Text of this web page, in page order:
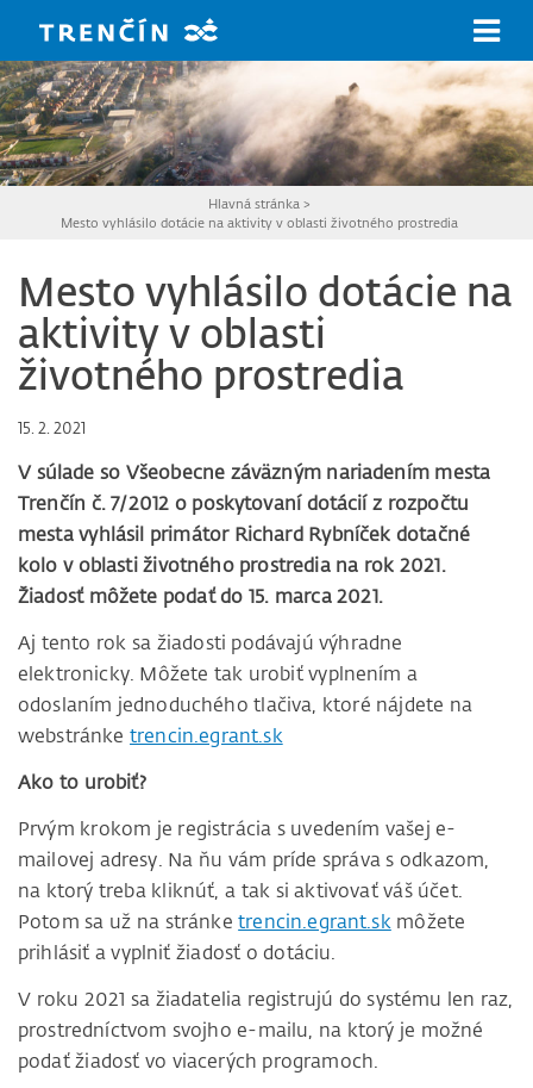
Hlavná stránka >
Mesto vyhlásilo dotácie na aktivity v oblasti životného prostredia
Mesto vyhlásilo dotácie na
aktivity v oblasti
životného prostredia
15. 2. 2021
V súlade so Všeobecne záväzným nariadením mesta
Trenčín č. 7/2012 o poskytovaní dotácií z rozpočtu
mesta vyhlásil primátor Richard Rybníček dotačné
kolo v oblasti životného prostredia na rok 2021.
Žiadosť môžete podať do 15. marca 2021.
Aj tento rok sa žiadosti podávajú výhradne
elektronicky. Môžete tak urobiť vyplnením a
odoslaním jednoduchého tlačiva, ktoré nájdete na
webstránketrencin.egrant.sk
Ako to urobiť?
Prvým krokom je re­gistrácia s uvedením vašej e-
mailovej ad­resy. Na ňu vám prí­de správa s odkazom,
na kto­rý treba kliknúť, a tak si aktivovať váš účet.
Potom sa už na stránketrencin.egrant.skmôžete
prihlásiť a vyplniť žiadosť o dotáciu.
V roku 2021 sa žiadate­lia registrujú do systému len raz,
prostredníctvom svoj­ho e-mailu, na ktorý je mož­né
podať žiadosť vo viacerých programoch.